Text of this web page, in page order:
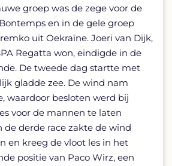
groep was de zege voor de
en in de gele groep
uit Oekraïne. Joeri van Dijk,
Regatta won, eindigde in de
De tweede dag startte met
gladde zee. De wind nam
waardoor besloten werd bij
voor de mannen te laten
de derde race zakte de wind
en kreeg de vloot les in het
positie van Paco Wirz, een